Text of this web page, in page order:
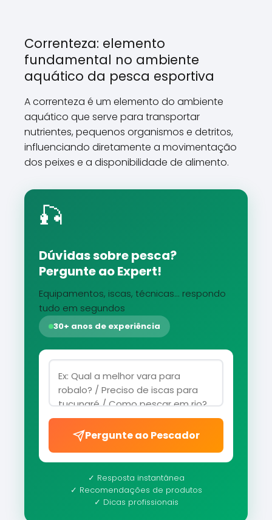
Correnteza: elemento
fundamental no ambiente
aquático da pesca esportiva
A correnteza é um elemento do ambiente
aquático que serve para transportar
nutrientes, pequenos organismos e detritos,
influenciando diretamente a movimentação
dos peixes e a disponibilidade de alimento.
🎣
Dúvidas sobre pesca?
Pergunte ao Expert!
Equipamentos, iscas, técnicas... respondo
tudo em segundos
30+ anos de experiência
Pergunte ao Pescador
✓ Resposta instantânea
✓ Recomendações de produtos
✓ Dicas profissionais